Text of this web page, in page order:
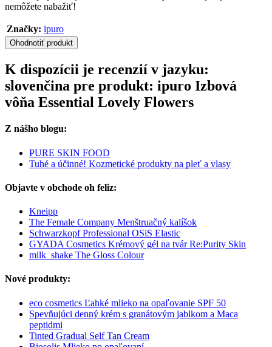
nemôžete nabažiť!
Značky: ipuro
Ohodnotiť produkt
K dispozícii je recenzií v jazyku:
slovenčina pre produkt: ipuro Izbová
vôňa Essential Lovely Flowers
Z nášho blogu:
PURE SKIN FOOD
Tuhé a účinné! Kozmetické produkty na pleť a vlasy
Objavte v obchode oh feliz:
Kneipp
The Female Company Menštruačný kalíšok
Schwarzkopf Professional OSiS Elastic
GYADA Cosmetics Krémový gél na tvár Re:Purity Skin
milk_shake The Gloss Colour
Nové produkty:
eco cosmetics Ľahké mlieko na opaľovanie SPF 50
Spevňujúci denný krém s granátovým jablkom a Maca
peptidmi
Tinted Gradual Self Tan Cream